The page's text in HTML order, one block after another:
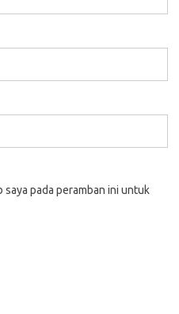
saya pada peramban ini untuk